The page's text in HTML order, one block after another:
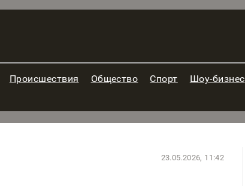
Происшествия Общество Спорт Шоу-бизнес
23.05.2026, 11:42